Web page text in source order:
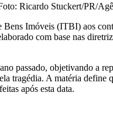
Ricardo Stuckert/PR/
Imóveis (ITBI) aos
com base nas
passado, objetivando a
tragédia. A matéria
após esta data.